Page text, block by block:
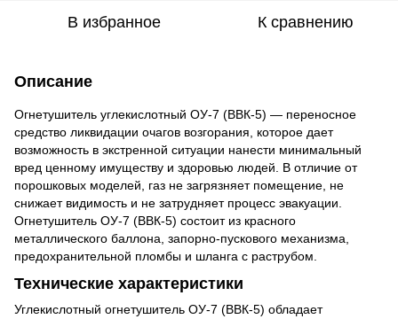
В избранное К сравнению
Описание
Огнетушитель углекислотный ОУ-7 (ВВК-5) — переносное
средство ликвидации очагов возгорания, которое дает
возможность в экстренной ситуации нанести минимальный
вред ценному имуществу и здоровью людей. В отличие от
порошковых моделей, газ не загрязняет помещение, не
снижает видимость и не затрудняет процесс эвакуации.
Огнетушитель ОУ-7 (ВВК-5) состоит из красного
металлического баллона, запорно-пускового механизма,
предохранительной пломбы и шланга с раструбом.
Технические характеристики
Углекислотный огнетушитель ОУ-7 (ВВК-5) обладает